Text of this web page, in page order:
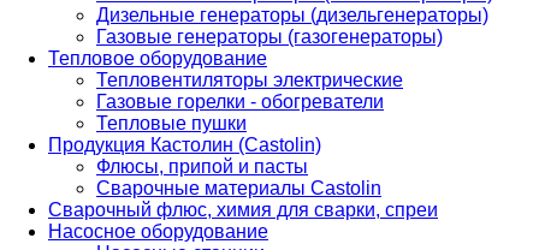
Дизельные генераторы (дизельгенераторы)
Газовые генераторы (газогенераторы)
Тепловое оборудование
Тепловентиляторы электрические
Газовые горелки - обогреватели
Тепловые пушки
Продукция Кастолин (Castolin)
Флюсы, припой и пасты
Сварочные материалы Castolin
Сварочный флюс, химия для сварки, спреи
Насосное оборудование